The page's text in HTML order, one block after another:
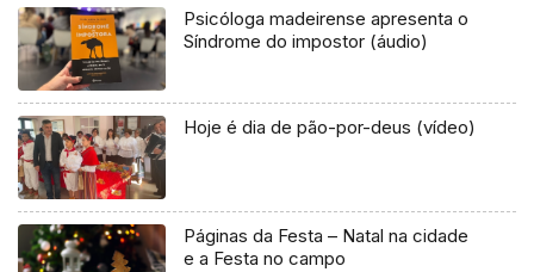
Psicóloga madeirense apresenta o
Síndrome do impostor (áudio)
Hoje é dia de pão-por-deus (vídeo)
Páginas da Festa – Natal na cidade
e a Festa no campo